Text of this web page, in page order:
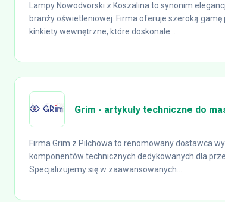
Lampy Nowodvorski z Koszalina to synonim
branży oświetleniowej. Firma oferuje szeroką gamę
kinkiety wewnętrzne, które doskonale...
Grim - artykuły techniczne do
Firma Grim z Pilchowa to renomowany dostawca
komponentów technicznych dedykowanych dla
Specjalizujemy się w zaawansowanych...